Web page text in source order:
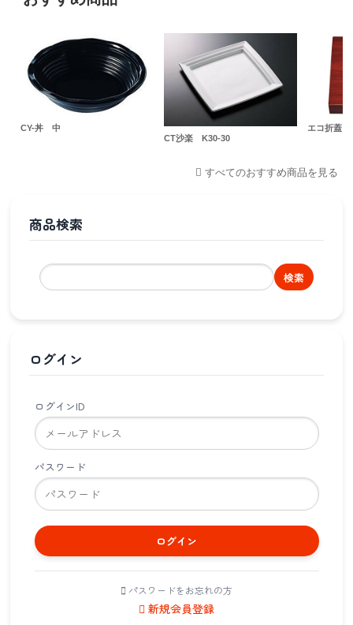
CY-丼 中
CT沙楽 K30-30
エコ折蓋
すべてのおすすめ商品を見る
商品検索
検索
ログイン
ログインID
パスワード
ログイン
パスワードをお忘れの方
新規会員登録